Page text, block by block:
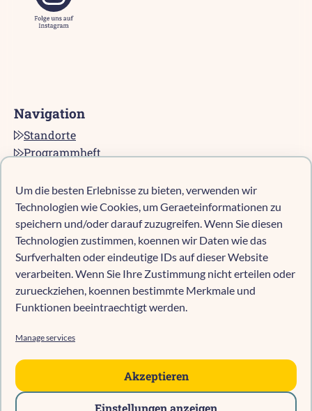
Um die besten Erlebnisse zu bieten, verwenden wir
Technologien wie Cookies, um Geraeteinformationen zu
speichern und/oder darauf zuzugreifen. Wenn Sie diesen
Technologien zustimmen, koennen wir Daten wie das
Surfverhalten oder eindeutige IDs auf dieser Website
verarbeiten. Wenn Sie Ihre Zustimmung nicht erteilen oder
zurueckziehen, koennen bestimmte Merkmale und
Funktionen beeintraechtigt werden.
Manage services
Akzeptieren
Einstellungen anzeigen
Navigation
Standorte
Programmheft
Karriere bei pro multis
Impressum
Datenschutz
Cookie-Richtlinie (EU)
Kind anmelden
Kita-Navigator Kreis Heinsberg
Kita-Navigator Stadt Heinsberg
Kita-Navigator Geilenkirchen
Kita-Navigator Erkelenz